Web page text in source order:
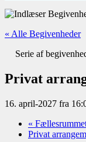
« Alle Begivenheder
Serie af
Privat
16. april-2027 fra
«
Privat